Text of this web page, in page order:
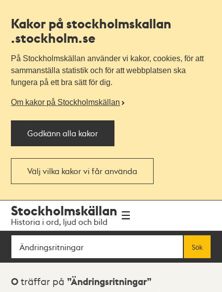
Kakor på stockholmskallan
.stockholm.se
På Stockholmskällan använder vi kakor, cookies, för att
sammanställa statistik och för att webbplatsen ska
fungera på ett bra sätt för dig.
Om kakor på Stockholmskällan
Godkänn alla kakor
Välj vilka kakor vi får använda
navigationen
huvudinnehållet
Stockholmskällan
Historia i ord, ljud och bild
Sök
Sök
Sökresultat
0 träffar på Ändringsritningar